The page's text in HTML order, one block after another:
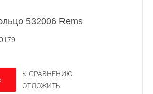
532006 Rems
К СРАВНЕНИЮ
ОТЛОЖИТЬ